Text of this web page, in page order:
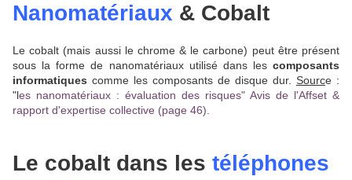
Nanomatériaux & Cobalt
Le cobalt (mais aussi le chrome & le carbone) peut être présent
sous la forme de nanomatériaux utilisé dans les composants
informatiques comme les composants de disque dur. Source :
"les nanomatériaux : évaluation des risques" Avis de l'Affset &
rapport d'expertise collective (page 46).
Le cobalt dans les téléphones